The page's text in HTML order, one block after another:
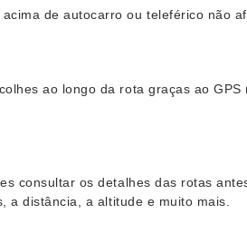
de autocarro ou teleférico não
ao longo da rota graças ao
consultar os detalhes das rotas
a distância, a altitude e muito mais.